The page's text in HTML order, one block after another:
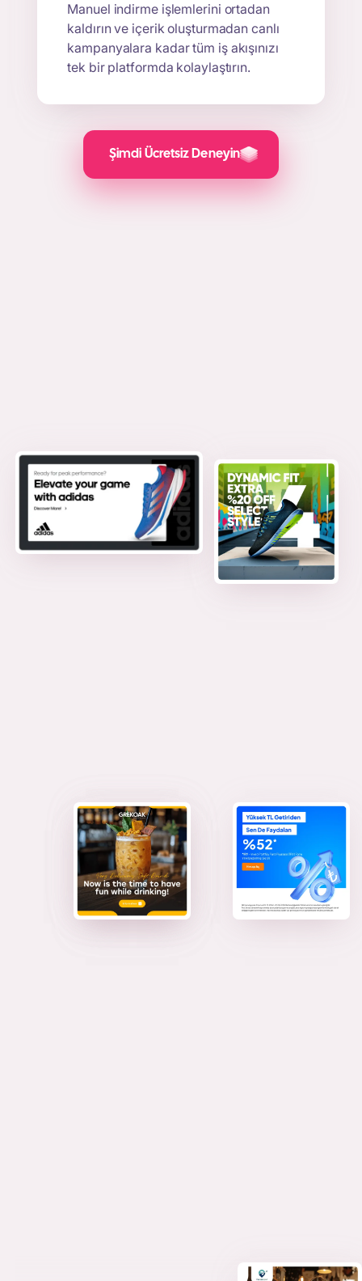
Manuel indirme işlemlerini ortadan
kaldırın ve içerik oluşturmadan canlı
kampanyalara kadar tüm iş akışınızı
tek bir platformda kolaylaştırın.
Şimdi Ücretsiz Deneyin